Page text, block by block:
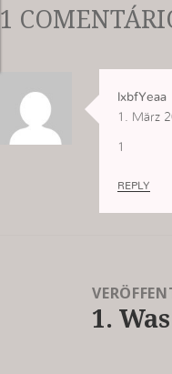
1
lxbfYeaa
1. März
1
REPLY
1.